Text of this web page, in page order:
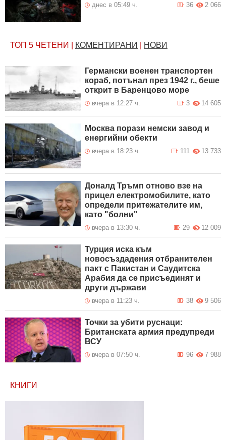
днес в 05:49 ч. 2 066
36
ТОП 5 ЧЕТЕНИ КОМЕНТИРАНИ НОВИ
Германски военен транспортен
кораб, потънал през 1942 г., беше
открит в Баренцово море
вчера в 12:27 ч. 14 605
3
Москва порази немски завод и
енергийни обекти
вчера в 18:23 ч. 13 733
111
Доналд Тръмп отново взе на
прицел електромобилите, като
определи притежателите им,
като "болни"
вчера в 13:30 ч. 12 009
29
Турция иска към
новосъздадения отбранителен
пакт с Пакистан и Саудитска
Арабия да се присъединят и
други държави
вчера в 11:23 ч. 9 506
38
Точки за убити руснаци:
Британската армия предупреди
ВСУ
вчера в 07:50 ч. 7 988
96
КНИГИ